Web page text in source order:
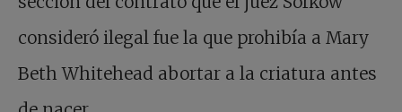
consideró ilegal fue la que prohibía a Mary
Beth Whitehead abortar a la criatura antes